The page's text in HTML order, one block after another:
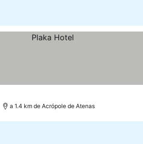
a 1.4 km de Acrópole de Atenas